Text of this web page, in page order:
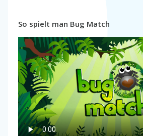
So spielt man Bug Match